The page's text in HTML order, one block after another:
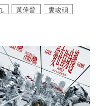
黃偉晉
婁峻碩